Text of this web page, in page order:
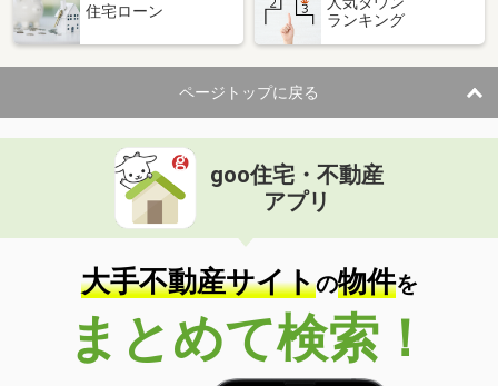
住宅ローン
ランキング
ページトップに戻る
goo住宅・不動産
アプリ
大手不動産サイトの物件を
まとめて検索！